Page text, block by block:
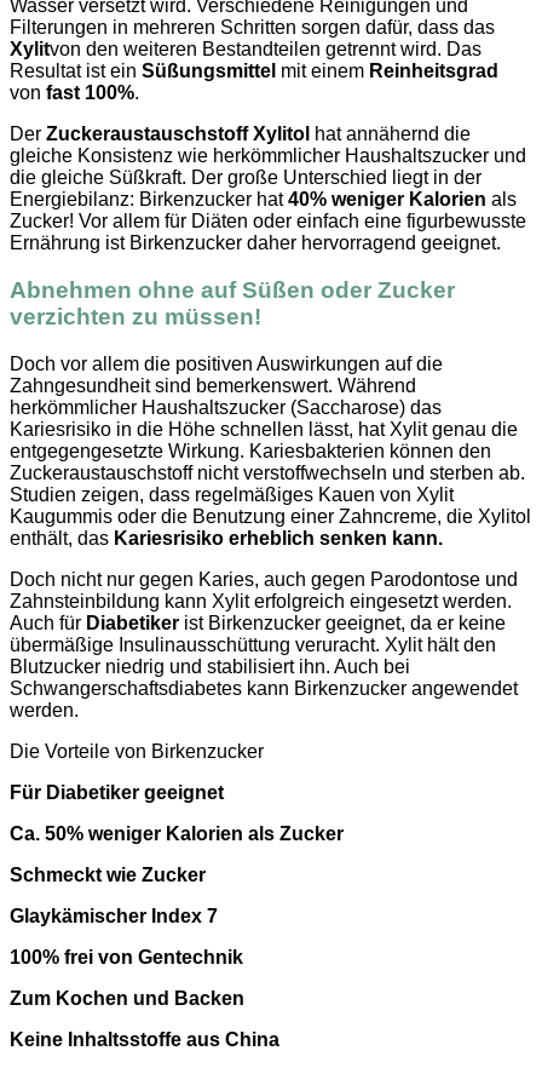
Wasser versetzt wird. Verschiedene Reinigungen und
Filterungen in mehreren Schritten sorgen dafür, dass das
Xylitvon den weiteren Bestandteilen getrennt wird. Das
Resultat ist ein Süßungsmittel mit einem Reinheitsgrad
von fast 100%.
Der Zuckeraustauschstoff Xylitol hat annähernd die
gleiche Konsistenz wie herkömmlicher Haushaltszucker und
die gleiche Süßkraft. Der große Unterschied liegt in der
Energiebilanz: Birkenzucker hat40% weniger Kalorien als
Zucker! Vor allem für Diäten oder einfach eine figurbewusste
Ernährung ist Birkenzucker daher hervorragend geeignet.
Abnehmen ohne auf Süßen oder Zucker
verzichten zu müssen!
Doch vor allem die positiven Auswirkungen auf die
Zahngesundheit sind bemerkenswert. Während
herkömmlicher Haushaltszucker (Saccharose) das
Kariesrisiko in die Höhe schnellen lässt, hat Xylit genau die
entgegengesetzte Wirkung. Kariesbakterien können den
Zuckeraustauschstoff nicht verstoffwechseln und sterben ab.
Studien zeigen, dass regelmäßiges Kauen von Xylit
Kaugummis oder die Benutzung einer Zahncreme, die Xylitol
enthält, das Kariesrisiko erheblich senken kann.
Doch nicht nur gegen Karies, auch gegen Parodontose und
Zahnsteinbildung kann Xylit erfolgreich eingesetzt werden.
Auch für Diabetiker ist Birkenzucker geeignet, da er keine
übermäßige Insulinausschüttung veruracht. Xylit hält den
Blutzucker niedrig und stabilisiert ihn. Auch bei
Schwangerschaftsdiabetes kann Birkenzucker angewendet
werden.
Die Vorteile von Birkenzucker
Für Diabetiker geeignet
Ca. 50% weniger Kalorien als Zucker
Schmeckt wie Zucker
Glaykämischer Index 7
100% frei von Gentechnik
Zum Kochen und Backen
Keine Inhaltsstoffe aus China